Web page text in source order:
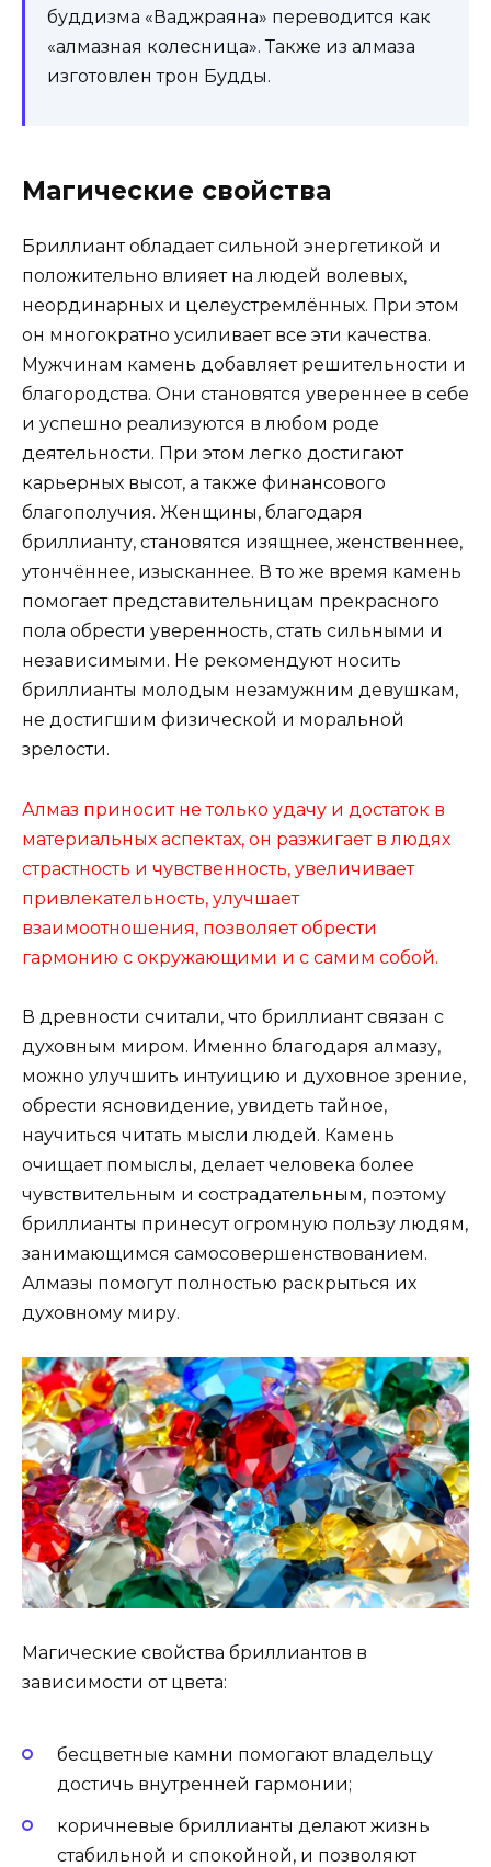
буддизма «Ваджраяна» переводится как
«алмазная колесница». Также из алмаза
изготовлен трон Будды.
Магические свойства
Бриллиант обладает сильной энергетикой и
положительно влияет на людей волевых,
неординарных и целеустремлённых. При этом
он многократно усиливает все эти качества.
Мужчинам камень добавляет решительности и
благородства. Они становятся увереннее в себе
и успешно реализуются в любом роде
деятельности. При этом легко достигают
карьерных высот, а также финансового
благополучия. Женщины, благодаря
бриллианту, становятся изящнее, женственнее,
утончённее, изысканнее. В то же время камень
помогает представительницам прекрасного
пола обрести уверенность, стать сильными и
независимыми. Не рекомендуют носить
бриллианты молодым незамужним девушкам,
не достигшим физической и моральной
зрелости.
Алмаз приносит не только удачу и достаток в
материальных аспектах, он разжигает в людях
страстность и чувственность, увеличивает
привлекательность, улучшает
взаимоотношения, позволяет обрести
гармонию с окружающими и с самим собой.
В древности считали, что бриллиант связан с
духовным миром. Именно благодаря алмазу,
можно улучшить интуицию и духовное зрение,
обрести ясновидение, увидеть тайное,
научиться читать мысли людей. Камень
очищает помыслы, делает человека более
чувствительным и сострадательным, поэтому
бриллианты принесут огромную пользу людям,
занимающимся самосовершенствованием.
Алмазы помогут полностью раскрыться их
духовному миру.
Магические свойства бриллиантов в
зависимости от цвета:
бесцветные камни помогают владельцу
достичь внутренней гармонии;
коричневые бриллианты делают жизнь
стабильной и спокойной, и позволяют